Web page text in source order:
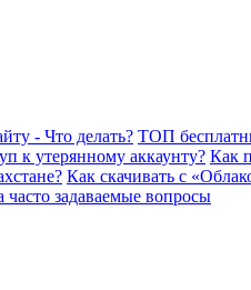
- Что делать? ТОП
к утерянному аккаунту? Как
Как скачивать с
задаваемые вопросы